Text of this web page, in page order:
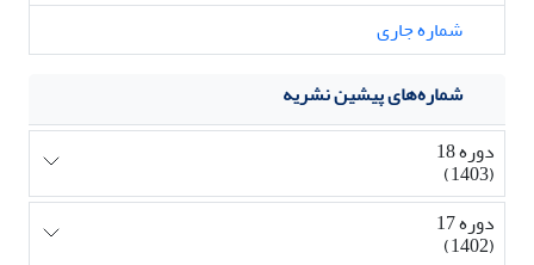
شماره جاری
شماره‌های پیشین نشریه
دوره 18
(1403)
دوره 17
(1402)